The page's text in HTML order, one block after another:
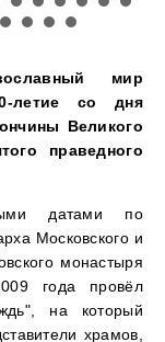
мир
летие со дня
Великого
праведного
датами по
Московского и
монастыря
года провёл
на который
храмов,